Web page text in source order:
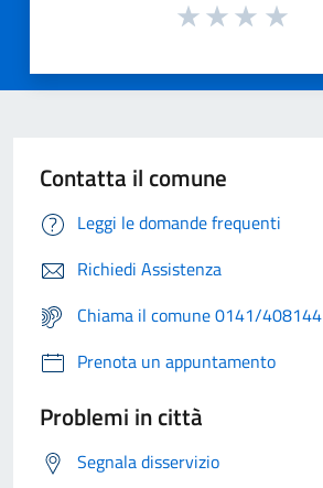
Contatta il comune
Leggi le domande frequenti
Richiedi Assistenza
Chiama il comune 0141/408144
Prenota un appuntamento
Problemi in città
Segnala disservizio